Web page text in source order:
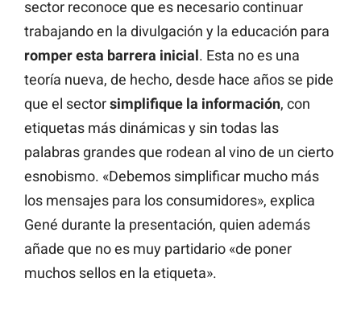
sector reconoce que es necesario continuar
trabajando en la divulgación y la educación para
romper esta barrera inicial. Esta no es una
teoría nueva, de hecho, desde hace años se pide
que el sectorsimplifique la información, con
etiquetas más dinámicas y sin todas las
palabras grandes que rodean al vino de un cierto
esnobismo. «Debemos simplificar mucho más
los mensajes para los consumidores», explica
Gené durante la presentación, quien además
añade que no es muy partidario «de poner
muchos sellos en la etiqueta».